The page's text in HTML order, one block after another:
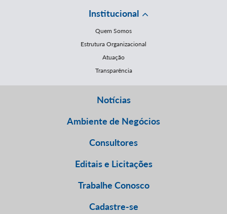
Institucional
Quem Somos
Estrutura Organizacional
Atuação
Transparência
Notícias
Ambiente de Negócios
Consultores
Editais e Licitações
Trabalhe Conosco
Cadastre-se